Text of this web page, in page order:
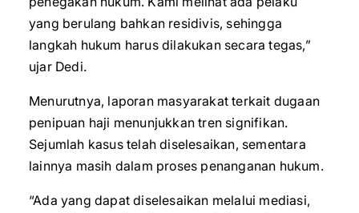
yang berulang bahkan residivis, sehingga
langkah hukum harus dilakukan secara tegas,”
ujar Dedi.
Menurutnya, laporan masyarakat terkait dugaan
penipuan haji menunjukkan tren signifikan.
Sejumlah kasus telah diselesaikan, sementara
lainnya masih dalam proses penanganan hukum.
“Ada yang dapat diselesaikan melalui mediasi,